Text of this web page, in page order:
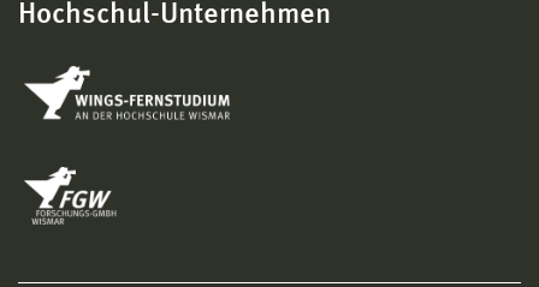
Hochschul-Unternehmen